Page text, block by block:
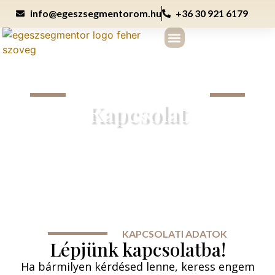
info@egeszsegmentorom.hu +36 30 921 6179
Kapcsolat
KAPCSOLATI ADATOK
Lépjünk kapcsolatba!
Ha bármilyen kérdésed lenne, keress engem